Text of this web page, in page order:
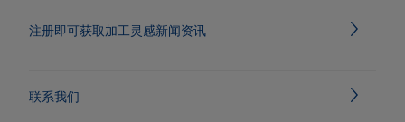
注册即可获取加工灵感新闻资讯
联系我们